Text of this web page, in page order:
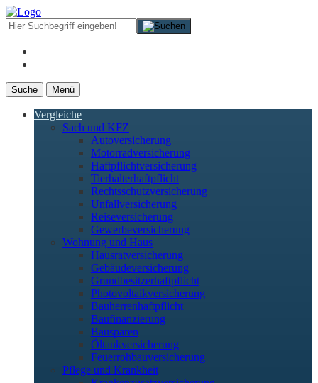
Suche Menü
Vergleiche
Sach und KFZ
Autoversicherung
Motorradversicherung
Haftpflichtversicherung
Tierhalterhaftpflicht
Rechtsschutzversicherung
Unfallversicherung
Reiseversicherung
Gewerbeversicherung
Wohnung und Haus
Hausratversicherung
Gebäudeversicherung
Grundbesitzerhaftpflicht
Photovoltaikversicherung
Bauherrenhaftpflicht
Baufinanzierung
Bausparen
Öltankversicherung
Feuerrohbauversicherung
Pflege und Krankheit